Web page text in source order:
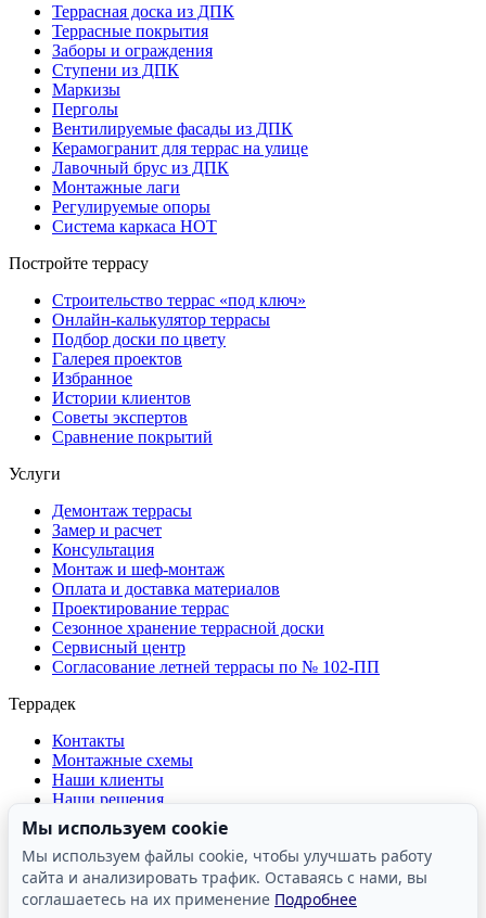
Террасная доска из ДПК
Террасные покрытия
Заборы и ограждения
Ступени из ДПК
Маркизы
Перголы
Вентилируемые фасады из ДПК
Керамогранит для террас на улице
Лавочный брус из ДПК
Монтажные лаги
Регулируемые опоры
Система каркаса НОТ
Постройте террасу
Строительство террас «под ключ»
Онлайн-калькулятор террасы
Подбор доски по цвету
Галерея проектов
Избранное
Истории клиентов
Советы экспертов
Сравнение покрытий
Услуги
Демонтаж террасы
Замер и расчет
Консультация
Монтаж и шеф-монтаж
Оплата и доставка материалов
Проектирование террас
Сезонное хранение террасной доски
Сервисный центр
Согласование летней террасы по № 102-ПП
Террадек
Контакты
Монтажные схемы
Наши клиенты
Наши решения
Отзывы о компании
Производство
Реквизиты
Сертификаты и лицензии
Мы используем cookie
Мы используем файлы cookie, чтобы улучшать работу
сайта и анализировать трафик. Оставаясь с нами, вы
соглашаетесь на их применение Подробнее